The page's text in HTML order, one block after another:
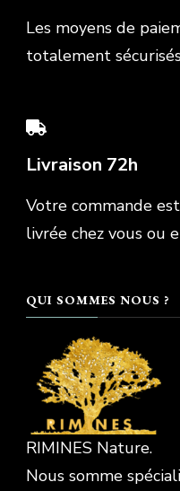
Les moyens de
totalement
Livraison 72h
Votre commande
livrée chez vous ou
QUI SOMMES NOUS ?
RIMINES Nature.
Nous somme